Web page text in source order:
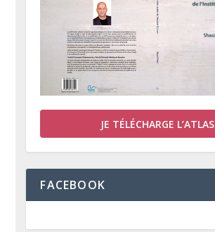
JE TÉLÉCHARGE L’ATLAS
FACEBOOK